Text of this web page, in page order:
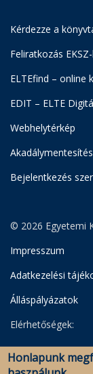
Kérdezze a
Feliratkozás
ELTEfind – online
EDIT – ELTE
Webhelytérkép
Bejelentkezés
© 2026 Egyetemi
Impresszum
Adatkezelési
Álláspályázatok
Elérhetőségek:
Egyetemi
Levéltár
Honlapunk